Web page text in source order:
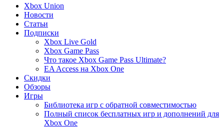
содержанию
Xbox Union
Новости
Статьи
Подписки
Xbox Live Gold
Xbox Game Pass
Что такое Xbox Game Pass Ultimate?
EA Access на Xbox One
Скидки
Обзоры
Игры
Библиотека игр с обратной совместимостью
Полный список бесплатных игр и дополнений для
Xbox One